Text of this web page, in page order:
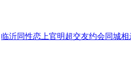
临沂同性恋上官明超交友约会同城